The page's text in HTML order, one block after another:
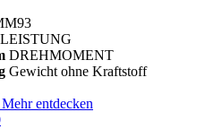
LEISTUNG
DREHMOMENT
Gewicht ohne Kraftstoff
Mehr entdecken